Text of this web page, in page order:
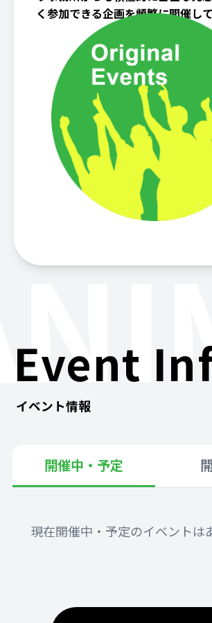
く参加できる企画を頻繁に開催し
Event
イベント情報
開催中・予定
現在開催中・予定のイベントは